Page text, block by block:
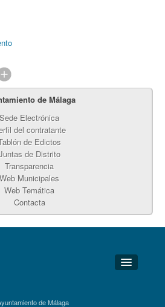
de Málaga
Sede Electrónica
del contratante
de Edictos
de Distrito
Transparencia
Web Municipales
Web Temática
Contacta
de Málaga